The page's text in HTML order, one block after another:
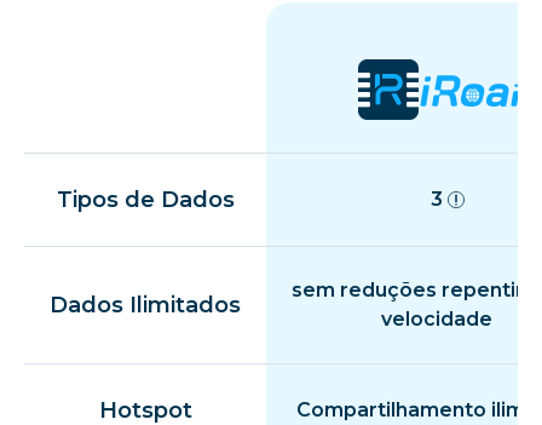
Tipos de Dados 3
Dados Ilimitados
sem reduções
velocidade
Hotspot Compartilhamento